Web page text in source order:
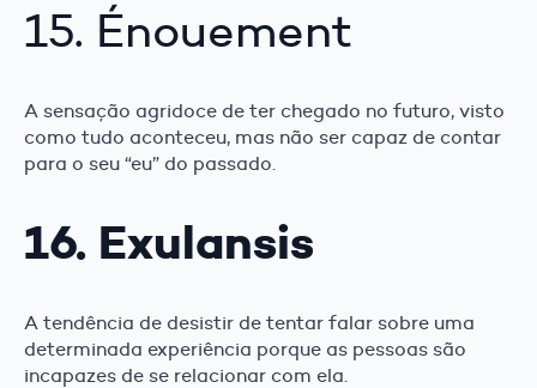
15. Énouement
A sensação agridoce de ter chegado no futuro, visto
como tudo aconteceu, mas não ser capaz de contar
para o seu “eu” do passado.
16. Exulansis
A tendência de desistir de tentar falar sobre uma
determinada experiência porque as pessoas são
incapazes de se relacionar com ela.